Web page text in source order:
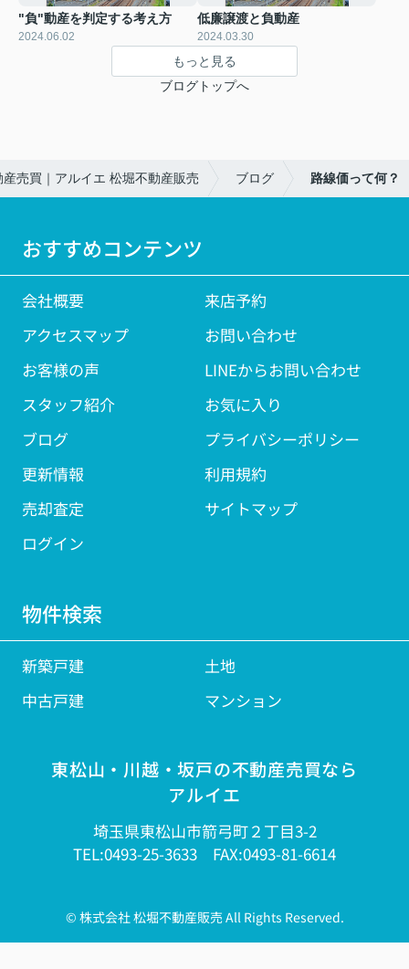
"負"動産を判定する考え方
2024.06.02
低廉譲渡と負動産
2024.03.30
もっと見る
ブログトップへ
売買｜アルイエ 松堀不動産販売 ブログ 路線価って何？
おすすめコンテンツ
会社概要
来店予約
アクセスマップ
お問い合わせ
お客様の声
LINEからお問い合わせ
スタッフ紹介
お気に入り
ブログ
プライバシーポリシー
更新情報
利用規約
売却査定
サイトマップ
ログイン
物件検索
新築戸建
土地
中古戸建
マンション
東松山・川越・坂戸の不動産売買なら
アルイエ
埼玉県東松山市箭弓町２丁目3-2
TEL:0493-25-3633 FAX:0493-81-6614
© 株式会社 松堀不動産販売 All Rights Reserved.